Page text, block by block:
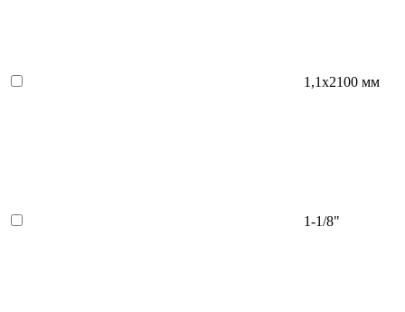
1,1х2100 мм
1-1/8"